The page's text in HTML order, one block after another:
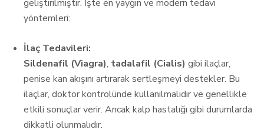
geliştirilmiştir. İşte en yaygın ve modern tedavi
yöntemleri:
İlaç Tedavileri:
Sildenafil (Viagra), tadalafil (Cialis) gibi ilaçlar,
penise kan akışını artırarak sertleşmeyi destekler. Bu
ilaçlar, doktor kontrolünde kullanılmalıdır ve genellikle
etkili sonuçlar verir. Ancak kalp hastalığı gibi durumlarda
dikkatli olunmalıdır.